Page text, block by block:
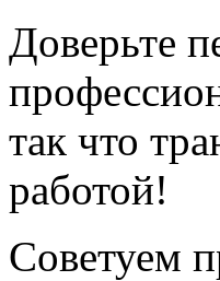
Доверьте
так что
работой!
Советуем